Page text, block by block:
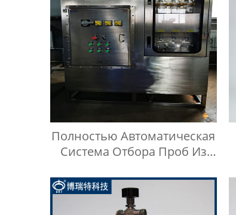
Полностью Автоматическая
Система Отбора Проб Из
Жидкостей На Любой
Высоте